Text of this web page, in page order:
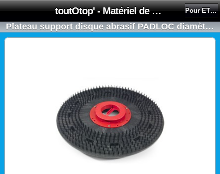
toutOtop' - Matériel de nettoyage, produit d'entretien, lubrifiant pour professionnel et particulier Pour ET4045 / ETB4045
Plateau support disque abrasif PADLOC diamètre 406mm pour ET / ETB4045 - NUMATIC